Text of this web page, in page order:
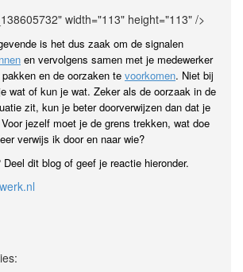
width="113" height="113" />
is het dus zaak om de signalen
en vervolgens samen met je medewerker
en de oorzaken te voorkomen. Niet bij
wat of kun je wat. Zeker als de oorzaak in de
zit, kun je beter doorverwijzen dan dat je
jezelf moet je de grens trekken, wat doe
verwijs ik door en naar wie?
dit blog of geef je reactie hieronder.